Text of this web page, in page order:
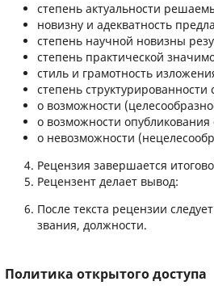
степень актуальности
новизну и адекватность
степень научной новизны
степень практической
стиль и грамотность
степень структурированности
о возможности
о возможности
о невозможности
Рецензия завершается
Рецензент делает вывод:
После текста рецензии
звания, должности.
Политика открытого доступа